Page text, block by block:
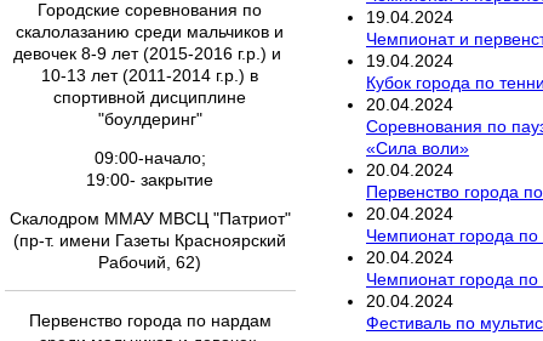
Городские соревнования по
скалолазанию среди мальчиков и
девочек 8-9 лет (2015-2016 г.р.) и
10-13 лет (2011-2014 г.р.) в
спортивной дисциплине
"боулдеринг"
09:00-начало;
19:00- закрытие
Скалодром ММАУ МВСЦ "Патриот"
(пр-т. имени Газеты Красноярский
Рабочий, 62)
Первенство города по нардам
19 04 2024
Чемпионат и
19 04 2024
Кубок города по
20 04 2024
Соревнования по
«Сила воли»
20 04 2024
Первенство города
20 04 2024
Чемпионат города
20 04 2024
Чемпионат города
20 04 2024
Фестиваль по